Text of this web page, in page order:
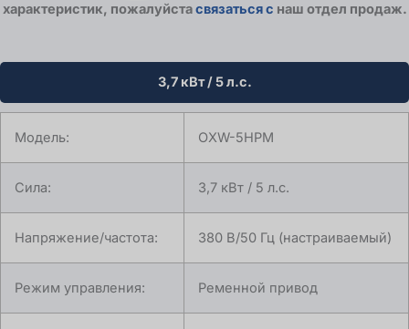
характеристик, пожалуйстасвязаться с наш отдел продаж.
3,7 кВт / 5 л.с.
Модель: OXW-5HPM
Сила: 3,7 кВт / 5 л.с.
Напряжение/частота: 380 В/50 Гц (настраиваемый)
Режим управления: Ременной привод